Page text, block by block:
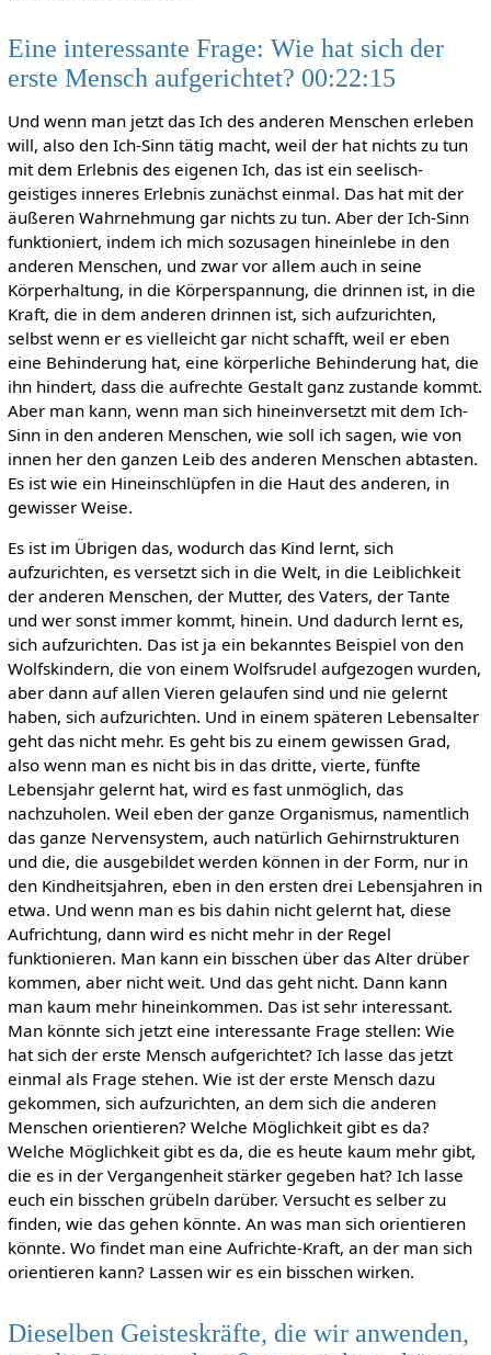
Eine interessante Frage: Wie hat sich der
erste Mensch aufgerichtet? 00:22:15
Und wenn man jetzt das Ich des anderen Menschen erleben
will, also den Ich-Sinn tätig macht, weil der hat nichts zu tun
mit dem Erlebnis des eigenen Ich, das ist ein seelisch-
geistiges inneres Erlebnis zunächst einmal. Das hat mit der
äußeren Wahrnehmung gar nichts zu tun. Aber der Ich-Sinn
funktioniert, indem ich mich sozusagen hineinlebe in den
anderen Menschen, und zwar vor allem auch in seine
Körperhaltung, in die Körperspannung, die drinnen ist, in die
Kraft, die in dem anderen drinnen ist, sich aufzurichten,
selbst wenn er es vielleicht gar nicht schafft, weil er eben
eine Behinderung hat, eine körperliche Behinderung hat, die
ihn hindert, dass die aufrechte Gestalt ganz zustande kommt.
Aber man kann, wenn man sich hineinversetzt mit dem Ich-
Sinn in den anderen Menschen, wie soll ich sagen, wie von
innen her den ganzen Leib des anderen Menschen abtasten.
Es ist wie ein Hineinschlüpfen in die Haut des anderen, in
gewisser Weise.
Es ist im Übrigen das, wodurch das Kind lernt, sich
aufzurichten, es versetzt sich in die Welt, in die Leiblichkeit
der anderen Menschen, der Mutter, des Vaters, der Tante
und wer sonst immer kommt, hinein. Und dadurch lernt es,
sich aufzurichten. Das ist ja ein bekanntes Beispiel von den
Wolfskindern, die von einem Wolfsrudel aufgezogen wurden,
aber dann auf allen Vieren gelaufen sind und nie gelernt
haben, sich aufzurichten. Und in einem späteren Lebensalter
geht das nicht mehr. Es geht bis zu einem gewissen Grad,
also wenn man es nicht bis in das dritte, vierte, fünfte
Lebensjahr gelernt hat, wird es fast unmöglich, das
nachzuholen. Weil eben der ganze Organismus, namentlich
das ganze Nervensystem, auch natürlich Gehirnstrukturen
und die, die ausgebildet werden können in der Form, nur in
den Kindheitsjahren, eben in den ersten drei Lebensjahren in
etwa. Und wenn man es bis dahin nicht gelernt hat, diese
Aufrichtung, dann wird es nicht mehr in der Regel
funktionieren. Man kann ein bisschen über das Alter drüber
kommen, aber nicht weit. Und das geht nicht. Dann kann
man kaum mehr hineinkommen. Das ist sehr interessant.
Man könnte sich jetzt eine interessante Frage stellen: Wie
hat sich der erste Mensch aufgerichtet? Ich lasse das jetzt
einmal als Frage stehen. Wie ist der erste Mensch dazu
gekommen, sich aufzurichten, an dem sich die anderen
Menschen orientieren? Welche Möglichkeit gibt es da?
Welche Möglichkeit gibt es da, die es heute kaum mehr gibt,
die es in der Vergangenheit stärker gegeben hat? Ich lasse
euch ein bisschen grübeln darüber. Versucht es selber zu
finden, wie das gehen könnte. An was man sich orientieren
könnte. Wo findet man eine Aufrichte-Kraft, an der man sich
orientieren kann? Lassen wir es ein bisschen wirken.
Dieselben Geisteskräfte, die wir anwenden,